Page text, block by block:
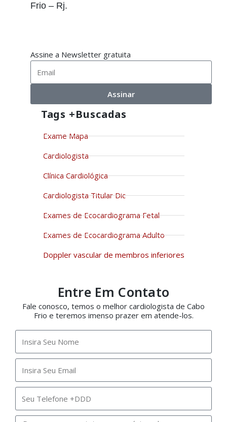
Frio – Rj.
Assine a Newsletter gratuita
Assinar
Tags +buscadas
Exame Mapa
Cardiologista
Clínica Cardiológica
Cardiologista Titular Dic
Exames de Ecocardiograma Fetal
Exames de Ecocardiograma Adulto
Doppler vascular de membros inferiores
Entre Em Contato
Fale conosco, temos o melhor cardiologista de Cabo
Frio e teremos imenso prazer em atende-los.